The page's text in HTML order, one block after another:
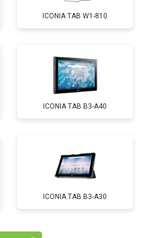
ICONIA TAB W1-810
ICONIA TAB B3-A40
ICONIA TAB B3-A30